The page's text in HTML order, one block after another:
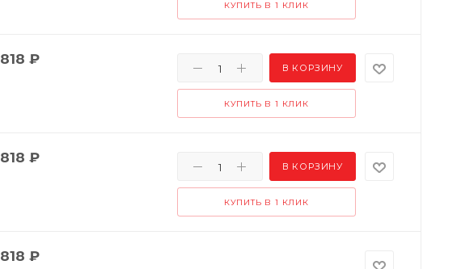
КУПИТЬ В 1 КЛИК
818 ₽
В КОРЗИНУ
КУПИТЬ В 1 КЛИК
818 ₽
В КОРЗИНУ
КУПИТЬ В 1 КЛИК
818 ₽